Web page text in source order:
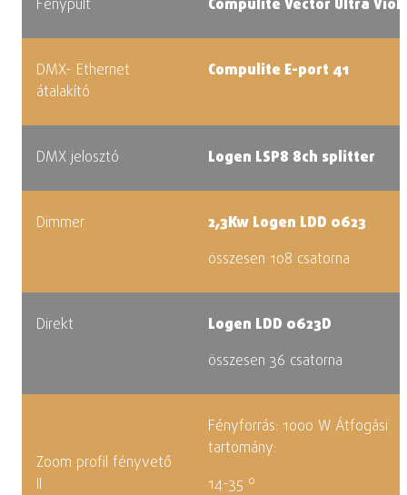
Fénypult Compulite Vector Ultra
DMX- Ethernet
átalakító
Compulite E-port 41
DMX jelosztó Logen LSP8 8ch splitter
Dimmer
2,3Kw Logen LDD 0623
összesen 108 csatorna
Direkt
Logen LDD 0623D
összesen 36 csatorna
Zoom profil fényvető
II
Fényforrás: 1000 W Átfogási
tartomány:
14-35 º